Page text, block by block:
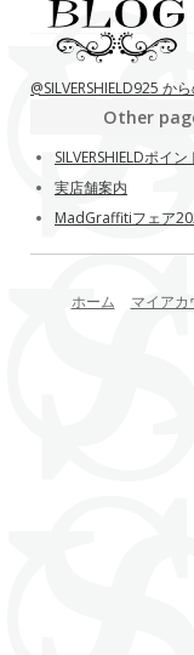
@SILVERSHIELD925 か
Other
SILVERSHIELDポイ
実店舗案内
MadGraffitiフェア
ホーム マイアカ